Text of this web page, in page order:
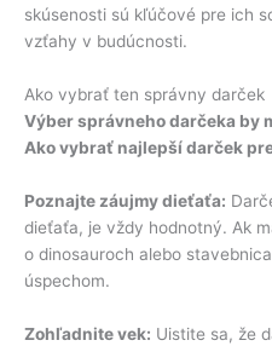
skúsenosti sú kľúčové pre ich
vzťahy v budúcnosti.
Ako vybrať ten správny darček
Výber správneho darčeka by
Ako vybrať najlepší darček
Poznajte záujmy dieťaťa:
dieťaťa, je vždy hodnotný. Ak
o dinosauroch alebo
úspechom.
Zohľadnite vek: Uistite sa, že